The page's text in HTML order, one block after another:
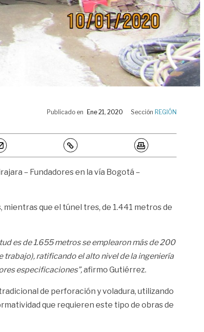
Publicado en Ene 21, 2020 Sección REGIÓN
– Fundadores en la vía Bogotá –
que el túnel tres, de 1.441 metros de
es de 1.655 metros se emplearon más de 200
trabajo), ratificando el alto nivel de la ingeniería
especificaciones”,afirmo Gutiérrez.
de perforación y voladura, utilizando
que requieren este tipo de obras de